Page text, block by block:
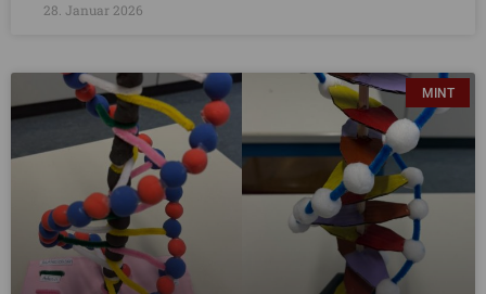
28. Januar 2026
MINT